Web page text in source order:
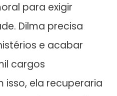
para exigir
Dilma precisa
e acabar
cargos
isso, ela recuperaria